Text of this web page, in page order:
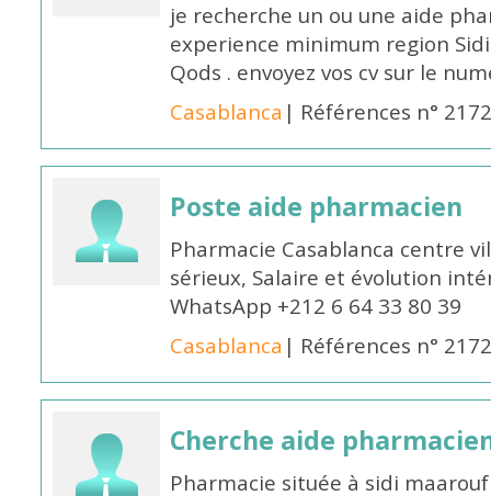
je recherche un ou une aide
experience minimum region
Qods . envoyez vos cv sur le
Casablanca | Références n°
Poste aide pharmacien
Pharmacie Casablanca centre
sérieux, Salaire et évolution
WhatsApp +212 6 64 33 80 39
Casablanca | Références n°
Cherche aide
Pharmacie située à sidi